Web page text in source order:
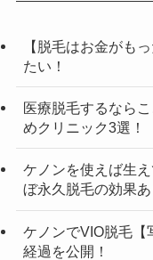
【脱毛はお金がも
たい！
医療脱毛するなら
めクリニック3選！
ケノンを使えば生
ぼ永久脱毛の効果あ
ケノンでVIO脱毛【
経過を公開！